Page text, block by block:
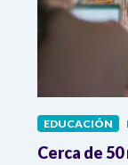
EDUCACIÓN
Cerca de